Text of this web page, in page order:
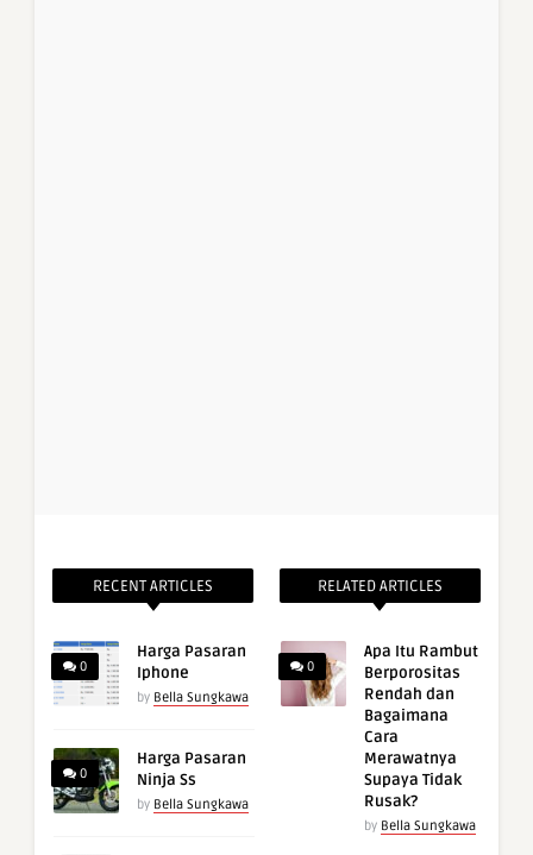
RECENT ARTICLES
0
Harga Pasaran
Iphone
by Bella Sungkawa
0
Harga Pasaran
Ninja Ss
by Bella Sungkawa
RELATED ARTICLES
0
Apa Itu Rambut
Berporositas
Rendah dan
Bagaimana
Cara
Merawatnya
Supaya Tidak
Rusak?
by Bella Sungkawa